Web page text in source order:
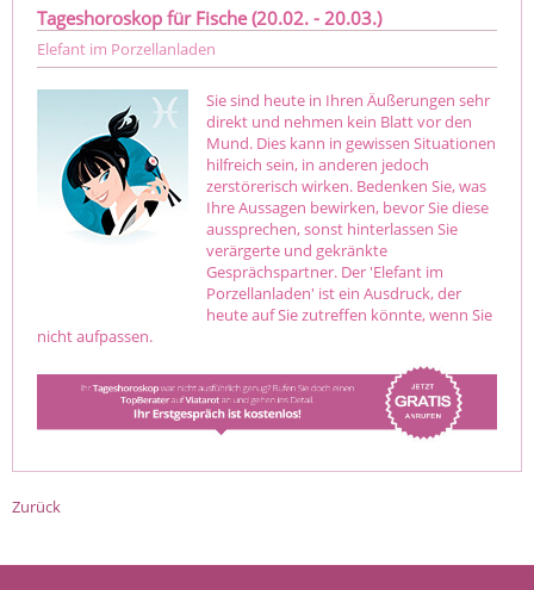
Tageshoroskop für Fische (20.02. - 20.03.)
Elefant im Porzellanladen
Sie sind heute in Ihren Äußerungen sehr
direkt und nehmen kein Blatt vor den
Mund. Dies kann in gewissen Situationen
hilfreich sein, in anderen jedoch
zerstörerisch wirken. Bedenken Sie, was
Ihre Aussagen bewirken, bevor Sie diese
aussprechen, sonst hinterlassen Sie
verärgerte und gekränkte
Gesprächspartner. Der 'Elefant im
Porzellanladen' ist ein Ausdruck, der
heute auf Sie zutreffen könnte, wenn Sie
nicht aufpassen.
Zurück